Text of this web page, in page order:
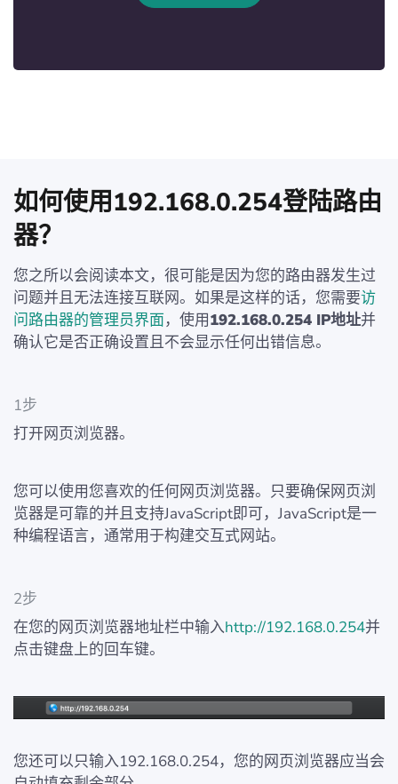
如何使用192.168.0.254登陆路由
器？
您之所以会阅读本文，很可能是因为您的路由器发生过
问题并且无法连接互联网。如果是这样的话，您需要访
问路由器的管理员界面，使用192.168.0.254 IP地址并
确认它是否正确设置且不会显示任何出错信息。
1步
打开网页浏览器。
您可以使用您喜欢的任何网页浏览器。只要确保网页浏
览器是可靠的并且支持JavaScript即可，JavaScript是一
种编程语言，通常用于构建交互式网站。
2步
在您的网页浏览器地址栏中输入http://192.168.0.254并
点击键盘上的回车键。
您还可以只输入192.168.0.254，您的网页浏览器应当会